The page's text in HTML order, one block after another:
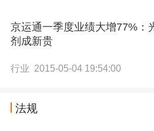
京运通一季度业绩大增77%：
剂成新贵
行业 2015-05-04 19:54:00
法规